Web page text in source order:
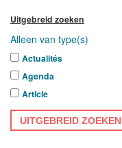
Uitgebreid zoeken
Alleen van type(s)
Actualités
Agenda
Article
UITGEBREID ZOEKEN